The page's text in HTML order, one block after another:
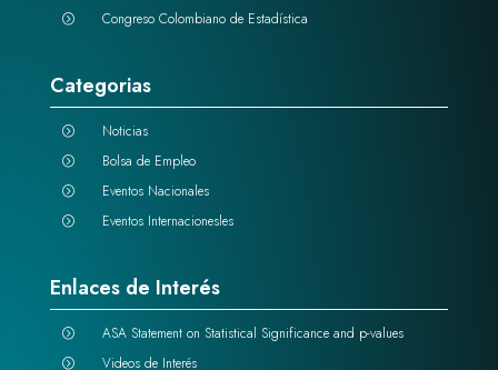
= Congreso Colombiano de Estadística
Categorias
= Noticias
= Bolsa de Empleo
= Eventos Nacionales
= Eventos Internacionesles
Enlaces de Interés
= ASA Statement on Statistical Significance and p-values
= Videos de Interés